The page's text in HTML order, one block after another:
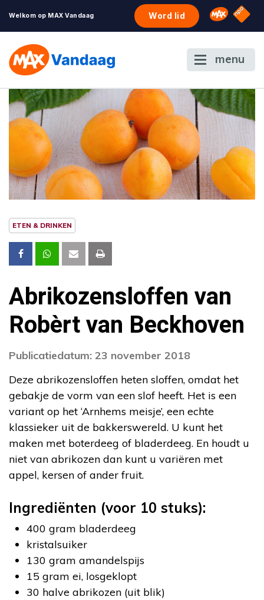
Welkom op MAX Vandaag Word lid Omroep
NPO
menu
ETEN & DRINKEN
Abrikozensloffen van
Robèrt van Beckhoven
Publicatiedatum: 23 november 2018
Deze abrikozensloffen heten sloffen, omdat het
gebakje de vorm van een slof heeft. Het is een
variant op het ‘Arnhems meisje’, een echte
klassieker uit de bakkerswereld. U kunt het
maken met boterdeeg of bladerdeeg. En houdt u
niet van abrikozen dan kunt u variëren met
appel, kersen of ander fruit.
Ingrediënten (voor 10 stuks):
400 gram bladerdeeg
kristalsuiker
130 gram amandelspijs
15 gram ei, losgeklopt
30 halve abrikozen (uit blik)